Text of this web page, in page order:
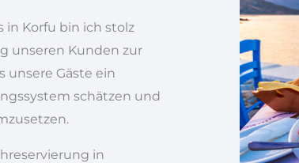
in Korfu bin ich stolz
unseren Kunden zur
unsere Gäste ein
schätzen und
in